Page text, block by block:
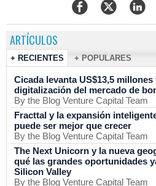
ARTÍCULOS
+ RECIENTES + POPULARES
Cicada levanta US$13,5
digitalización del mercado de
By the Blog Venture Capital Team
Fracttal y la expansión
puede ser mejor que crecer
By the Blog Venture Capital Team
The Next Unicorn y la nueva
qué las grandes oportunidades
Silicon Valley
By the Blog Venture Capital Team